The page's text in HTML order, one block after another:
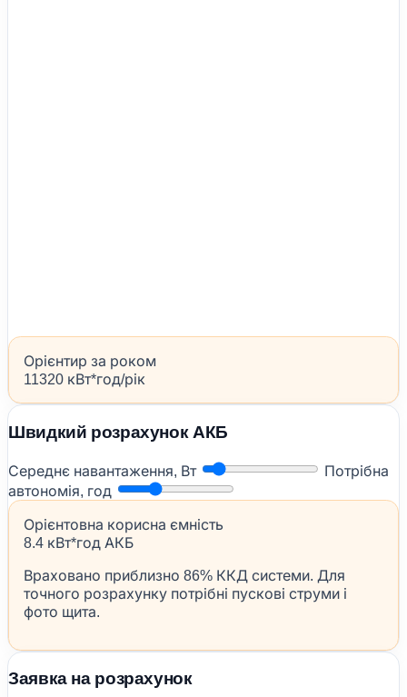
Орієнтир за роком
11320 кВт*год/рік
Швидкий розрахунок АКБ
Середнє навантаження, Вт
Потрібна
автономія, год
Орієнтовна корисна ємність
8.4 кВт*год АКБ
Враховано приблизно 86% ККД системи. Для
точного розрахунку потрібні пускові струми і
фото щита.
Заявка на розрахунок